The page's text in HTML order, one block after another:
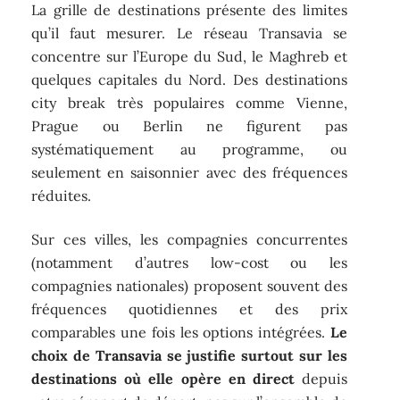
La grille de destinations présente des limites
qu’il faut mesurer. Le réseau Transavia se
concentre sur l’Europe du Sud, le Maghreb et
quelques capitales du Nord. Des destinations
city break très populaires comme Vienne,
Prague ou Berlin ne figurent pas
systématiquement au programme, ou
seulement en saisonnier avec des fréquences
réduites.
Sur ces villes, les compagnies concurrentes
(notamment d’autres low-cost ou les
compagnies nationales) proposent souvent des
fréquences quotidiennes et des prix
comparables une fois les options intégrées. Le
choix de Transavia se justifie surtout sur les
destinations où elle opère en directdepuis